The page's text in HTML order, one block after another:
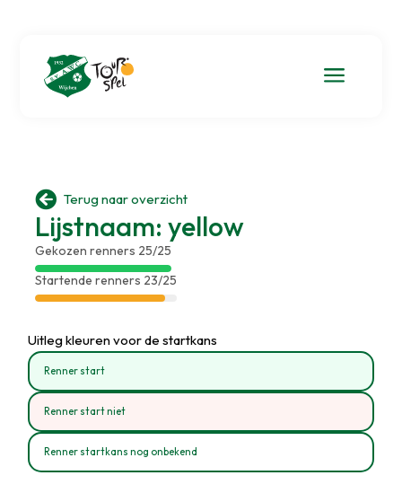
a
 Terug naar overzicht
Lijstnaam: yellow
Gekozen renners 25/25
Startende renners 23/25
Uitleg kleuren voor de startkans
Renner start
Renner start niet
Renner startkans nog onbekend